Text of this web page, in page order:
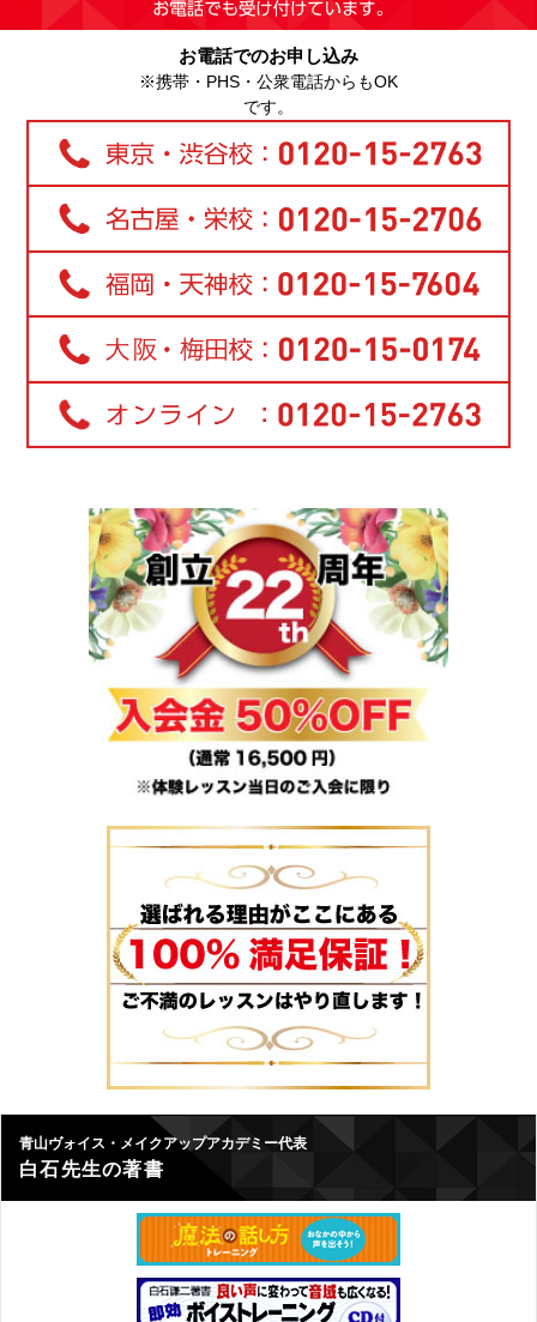
お電話でのお申し込み
※携帯・PHS・公衆電話からもOK
です。
青山ヴォイス・メイクアップアカデミー代表
白石先生の著書